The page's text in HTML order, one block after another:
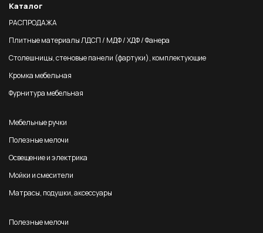
Каталог
РАСПРОДАЖА
Плитные материалы ЛДСП / МДФ / ХДФ / Фанера
Столешницы, стеновые панели (фартуки), комплектующие
Кромка мебельная
Фурнитура мебельная
Мебельные ручки
Полезные мелочи
Освещение и электрика
Мойки и смесители
Матрасы, подушки, аксессуары
Полезные мелочи